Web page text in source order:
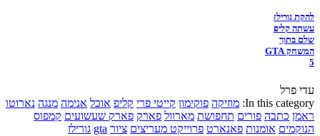
להקת גורילז
עשתה קליפ
שלם בתוך
המשחק GTA
5
עדי פרל
In this category: מוזיקה פוקימון קייטי פרי קליפ אוכל אנימה מנגה נארוטו
ראמן כתבה פורים תחפושת מארוול פארק פארק שעשועים קמפוס
הנוקמים אומנות פאנארט פרוייקט מעריצים ציור gta גורילז